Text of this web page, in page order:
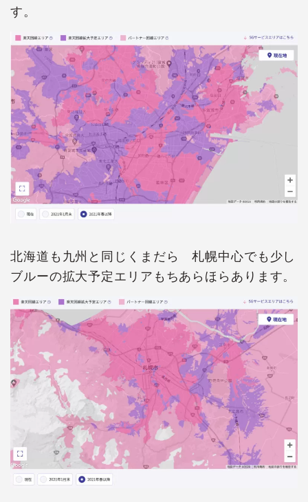
す。
北海道も九州と同じくまだら 札幌中心でも少し
ブルーの拡大予定エリアもちあらほらあります。